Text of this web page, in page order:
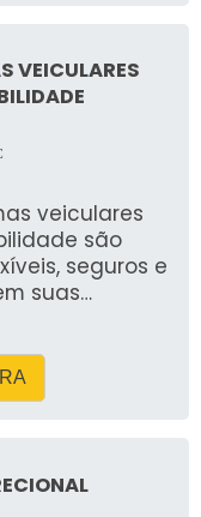
VEICULARES
veiculares
são
seguros e
suas